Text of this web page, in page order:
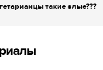
такие злые???